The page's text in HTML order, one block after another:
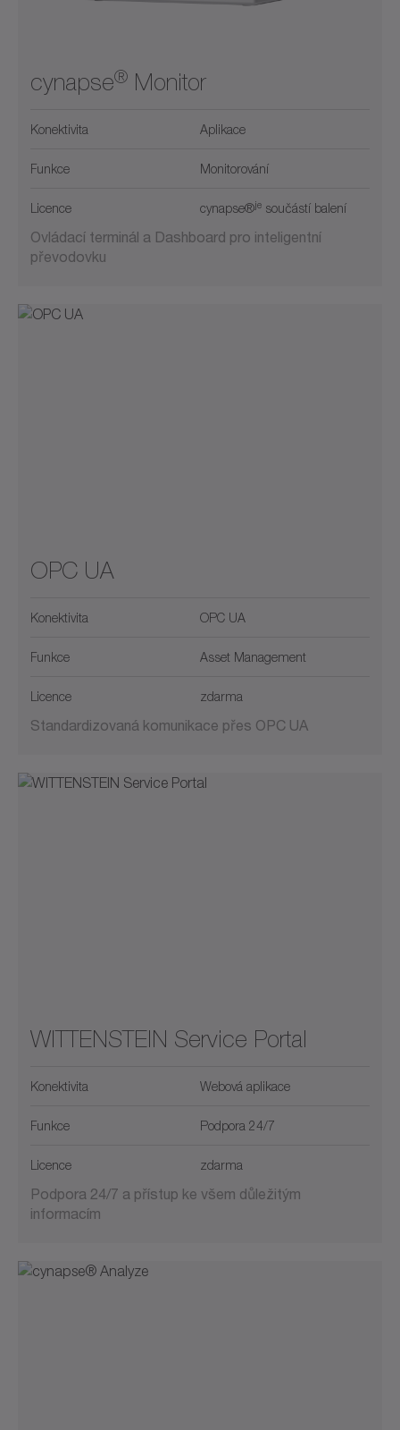
cynapse® Monitor
Konektivita Aplikace
Funkce Monitorování
Licence cynapse®je součástí balení
Ovládací terminál a Dashboard pro inteligentní
převodovku
OPC UA
Konektivita OPC UA
Funkce Asset Management
Licence zdarma
Standardizovaná komunikace přes OPC UA
WITTENSTEIN Service Portal
Konektivita Webová aplikace
Funkce Podpora 24/7
Licence zdarma
Podpora 24/7 a přístup ke všem důležitým
informacím